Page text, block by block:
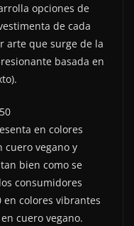
opciones de
de cada
arte que surge de la
basada en
en colores
cuero vegano y
bien como se
consumidores
colores vibrantes
cuero vegano.